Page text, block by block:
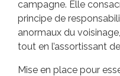
campagne. Elle
principe de
anormaux du
tout en l’assortissant
Mise en place pour